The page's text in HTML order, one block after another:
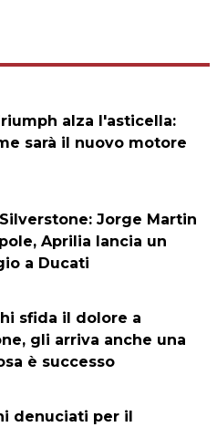
alza l'asticella:
sarà il nuovo motore
Jorge Martin
Aprilia lancia un
a Ducati
sfida il dolore a
gli arriva anche una
è successo
denuciati per il